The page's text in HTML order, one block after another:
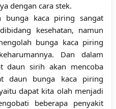
dengan cara stek.
bunga kaca piring sangat
kesehatan, namun
bunga kaca piring
Dan dalam
daun sirih akan mencoba
daun bunga kaca piring
dapat kita olah menjadi
beberapa penyakit